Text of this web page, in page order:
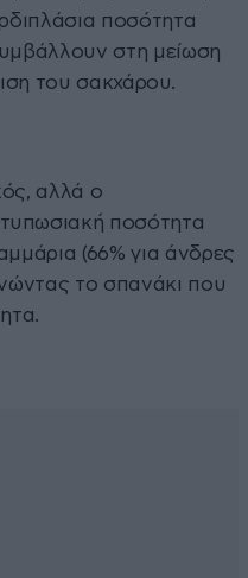
ποσότητα
στη μείωση
του σακχάρου.
αλλά ο
ποσότητα
(66% για άνδρες
το σπανάκι που